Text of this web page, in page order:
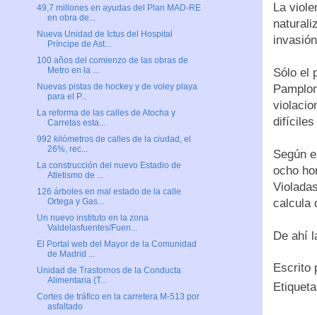
La
Sólo el
difíciles
Según
ocho
calcula
De ahí
Escrito
49,7 millones en ayudas del Plan MAD-RE
en obra de...
Nueva Unidad de Ictus del Hospital
Príncipe de Ast...
100 años del comienzo de las obras de
Metro en la ...
Nuevas pistas de hockey y de voley playa
para el P...
La reforma de las calles de Atocha y
Carretas esta...
992 kilómetros de calles de la ciudad, el
26%, rec...
La construcción del nuevo Estadio de
Atletismo de ...
126 árboles en mal estado de la calle
Ortega y Gas...
Un nuevo instituto en la zona
Valdelasfuentes/Fuen...
El Portal web del Mayor de la Comunidad
de Madrid ...
Unidad de Trastornos de la Conducta
Alimentaria (T...
Cortes de tráfico en la carretera M-513 por
asfaltado